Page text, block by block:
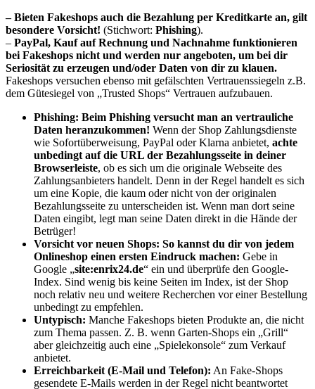
– Bieten Fakeshops auch die Bezahlung per Kreditkarte an, gilt
besondere Vorsicht! (Stichwort: Phishing).
– PayPal, Kauf auf Rechnung und Nachnahme funktionieren
bei Fakeshops nicht und werden nur angeboten, um bei dir
Seriosität zu erzeugen und/oder Daten von dir zu klauen.
Fakeshops versuchen ebenso mit gefälschten Vertrauenssiegeln z.B.
dem Gütesiegel von „Trusted Shops“ Vertrauen aufzubauen.
Phishing: Beim Phishing versucht man an vertrauliche
Daten heranzukommen! Wenn der Shop Zahlungsdienste
wie Sofortüberweisung, PayPal oder Klarna anbietet, achte
unbedingt auf die URL der Bezahlungsseite in deiner
Browserleiste, ob es sich um die originale Webseite des
Zahlungsanbieters handelt. Denn in der Regel handelt es sich
um eine Kopie, die kaum oder nicht von der originalen
Bezahlungsseite zu unterscheiden ist. Wenn man dort seine
Daten eingibt, legt man seine Daten direkt in die Hände der
Betrüger!
Vorsicht vor neuen Shops: So kannst du dir von jedem
Onlineshop einen ersten Eindruck machen: Gebe in
Google „site:enrix24.de“ ein und überprüfe den Google-
Index. Sind wenig bis keine Seiten im Index, ist der Shop
noch relativ neu und weitere Recherchen vor einer Bestellung
unbedingt zu empfehlen.
Untypisch: Manche Fakeshops bieten Produkte an, die nicht
zum Thema passen. Z. B. wenn Garten-Shops ein „Grill“
aber gleichzeitig auch eine „Spielekonsole“ zum Verkauf
anbietet.
Erreichbarkeit (E-Mail und Telefon): An Fake-Shops
gesendete E-Mails werden in der Regel nicht beantwortet